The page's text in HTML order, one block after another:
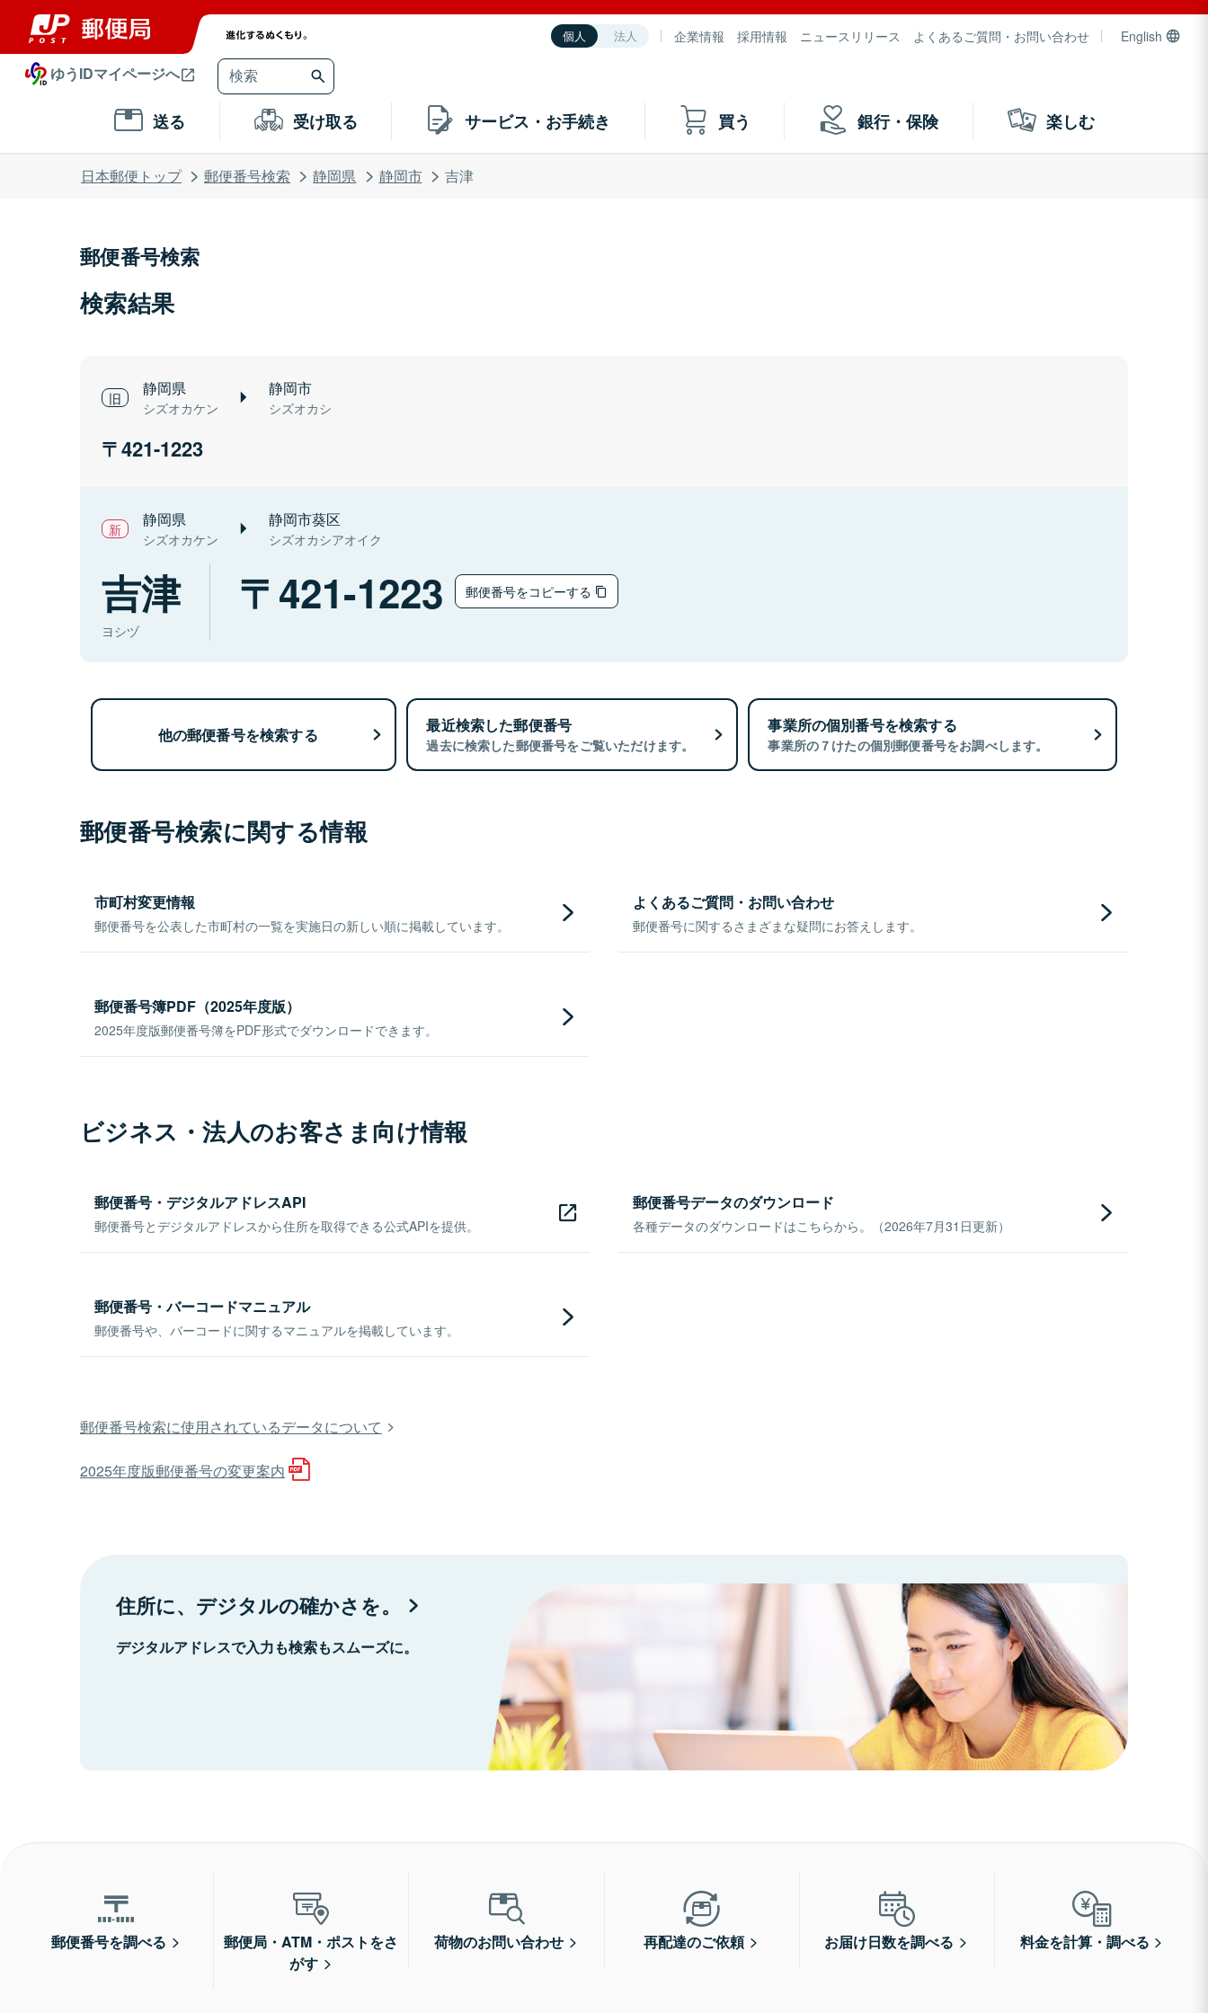
個人 法人 企業情報 採用情報 ニュースリリース よくあるご質問・お問い合わせ English
ゆうIDマイページへ
送る 受け取る サービス・お手続き 買う 銀行・保険 楽しむ
日本郵便トップ 郵便番号検索 静岡県 静岡市 吉津
郵便番号検索
検索結果
静岡県
シズオカケン
静岡市
シズオカシ
421-1223
静岡県
シズオカケン
静岡市葵区
シズオカシアオイク
吉津
ヨシヅ
421-1223 郵便番号をコピーする
他の郵便番号を検索する 最近検索した郵便番号
過去に検索した郵便番号をご覧いただけます。
事業所の個別番号を検索する
事業所の７けたの個別郵便番号をお調べします。
郵便番号検索に関する情報
市町村変更情報
郵便番号を公表した市町村の一覧を実施日の新しい順に掲載しています。
よくあるご質問・お問い合わせ
郵便番号に関するさまざまな疑問にお答えします。
郵便番号簿PDF（2025年度版）
2025年度版郵便番号簿をPDF形式でダウンロードできます。
ビジネス・法人のお客さま向け情報
郵便番号・デジタルアドレスAPI
郵便番号とデジタルアドレスから住所を取得できる公式APIを提供。
郵便番号データのダウンロード
各種データのダウンロードはこちらから。（2026年7月31日更新）
郵便番号・バーコードマニュアル
郵便番号や、バーコードに関するマニュアルを掲載しています。
郵便番号検索に使用されているデータについて
2025年度版郵便番号の変更案内
住所に、デジタルの確かさを。
デジタルアドレスで入力も検索もスムーズに。
郵便番号を調べる
郵便局・ATM・ポストをさ
がす
荷物のお問い合わせ 再配達のご依頼 お届け日数を調べる 料金を計算・調べる